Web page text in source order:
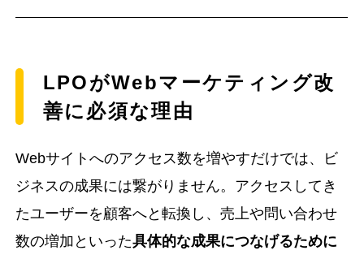
LPOがWebマーケティング改
善に必須な理由
Webサイトへのアクセス数を増やすだけでは、ビ
ジネスの成果には繋がりません。アクセスしてき
たユーザーを顧客へと転換し、売上や問い合わせ
数の増加といった具体的な成果につなげるために